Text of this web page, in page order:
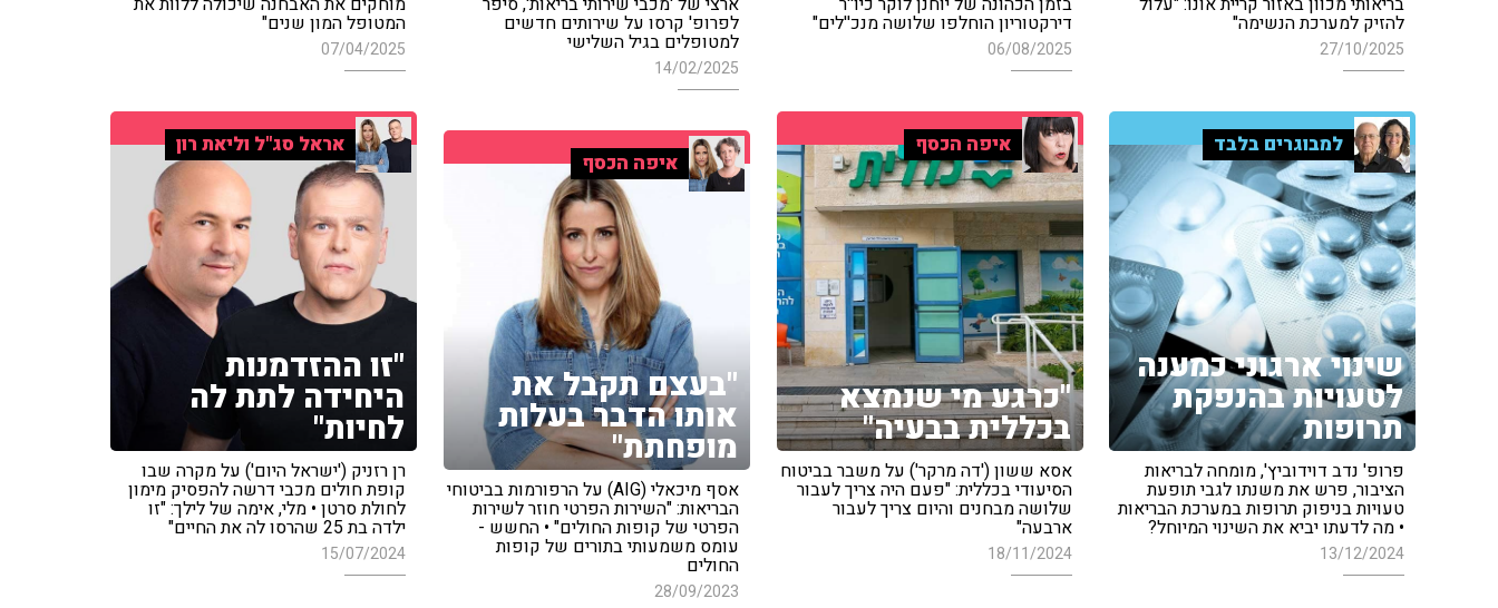
להזיק למערכת הנשימה"
27/10/2025
דירקטוריון הוחלפו שלושה מנכ''לים"
06/08/2025
המטופל המון שנים"
07/04/2025
לפרופ' קרסו על שירותים חדשים
למטופלים בגיל השלישי
14/02/2025
למבוגרים בלבד
שינוי ארגוני כמענה
לטעויות בהנפקת
תרופות
פרופ' נדב דוידוביץ', מומחה לבריאות
הציבור, פרש את משנתו לגבי תופעת
טעויות בניפוק תרופות במערכת הבריאות
• מה לדעתו יביא את השינוי המיוחל?
13/12/2024
איפה הכסף
"כרגע מי שנמצא
בכללית בבעיה"
אסא ששון ('דה מרקר') על משבר בביטוח
הסיעודי בכללית: "פעם היה צריך לעבור
שלושה מבחנים והיום צריך לעבור
ארבעה"
18/11/2024
אראל סג"ל וליאת רון
"זו ההזדמנות
היחידה לתת לה
לחיות"
רן רזניק ('ישראל היום') על מקרה שבו
קופת חולים מכבי דרשה להפסיק מימון
לחולת סרטן • מלי, אימה של לילך: "זו
ילדה בת 25 שהרסו לה את החיים"
15/07/2024
איפה הכסף
"בעצם תקבל את
אותו הדבר בעלות
מופחתת"
אסף מיכאלי (AIG) על הרפורמות בביטוחי
הבריאות: "השירות הפרטי חוזר לשירות
הפרטי של קופות החולים" • החשש -
עומס משמעותי בתורים של קופות
החולים
28/09/2023